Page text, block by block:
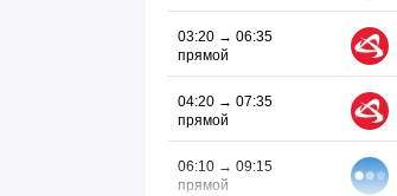
03:20 → 06:35
прямой
04:20 → 07:35
прямой
06:10 → 09:15
прямой